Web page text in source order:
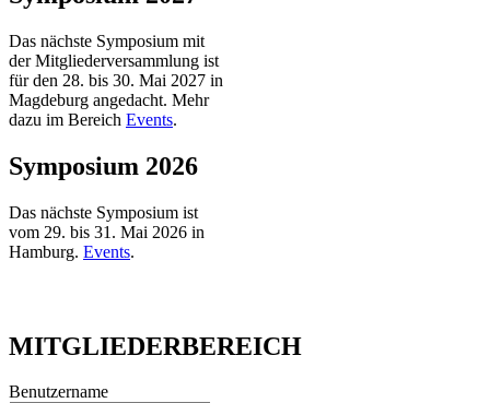
Das nächste Symposium mit
der Mitgliederversammlung ist
für den 28. bis 30. Mai 2027 in
Magdeburg angedacht. Mehr
dazu im Bereich Events.
Symposium 2026
Das nächste Symposium ist
vom 29. bis 31. Mai 2026 in
Hamburg. Events.
MITGLIEDERBEREICH
Benutzername